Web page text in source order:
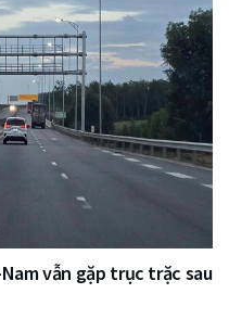
vẫn gặp trục trặc sau